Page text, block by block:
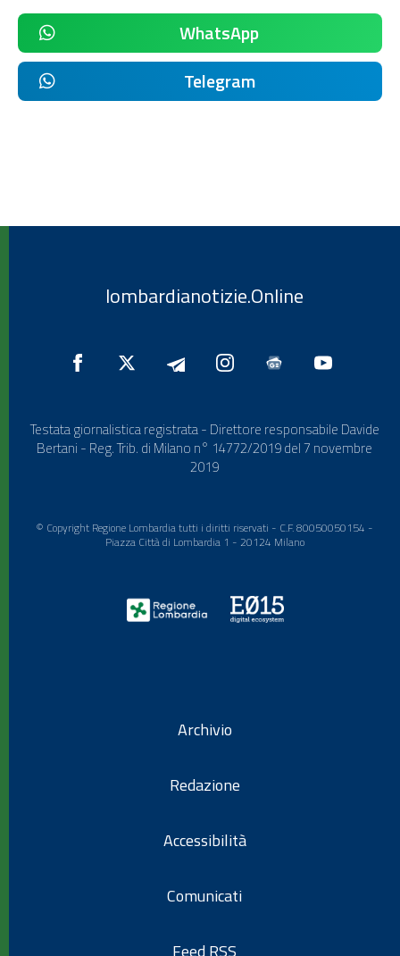
WhatsApp
Telegram
lombardianotizie.Online
Testata giornalistica registrata - Direttore responsabile Davide
Bertani - Reg. Trib. di Milano n° 14772/2019 del 7 novembre
2019
© Copyright Regione Lombardia tutti i diritti riservati - C.F. 80050050154 -
Piazza Città di Lombardia 1 - 20124 Milano
Archivio
Redazione
Accessibilità
Comunicati